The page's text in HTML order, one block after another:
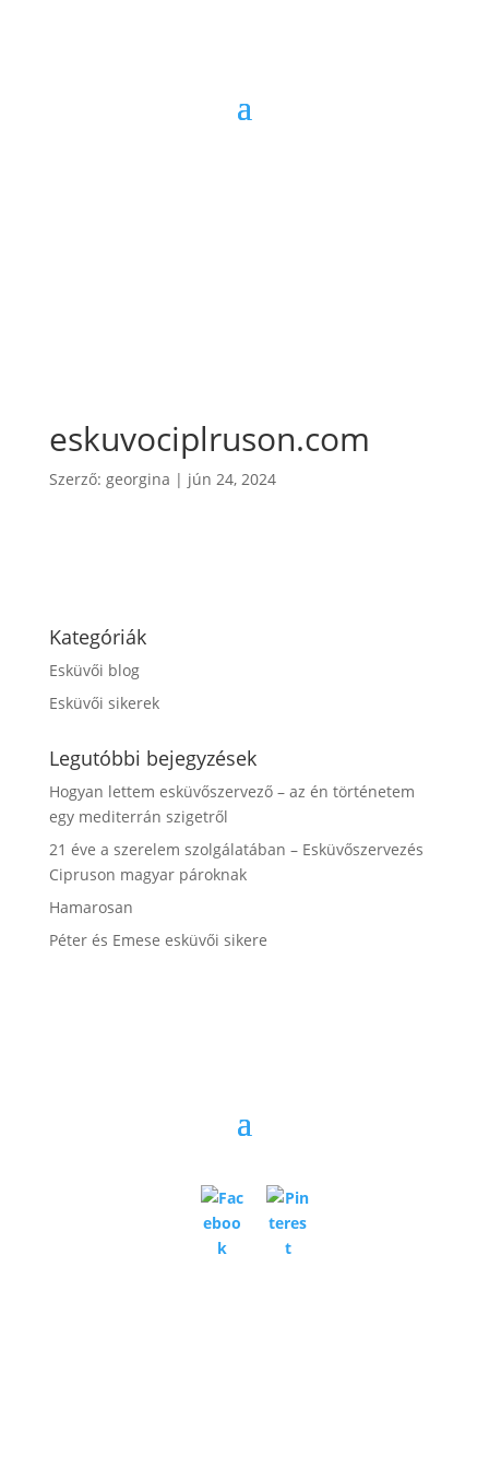
eskuvociplruson.com
Szerző: georgina | jún 24, 2024
Kategóriák
Esküvői blog
Esküvői sikerek
Legutóbbi bejegyzések
Hogyan lettem esküvőszervező – az én történetem
egy mediterrán szigetről
21 éve a szerelem szolgálatában – Esküvőszervezés
Cipruson magyar pároknak
Hamarosan
Péter és Emese esküvői sikere